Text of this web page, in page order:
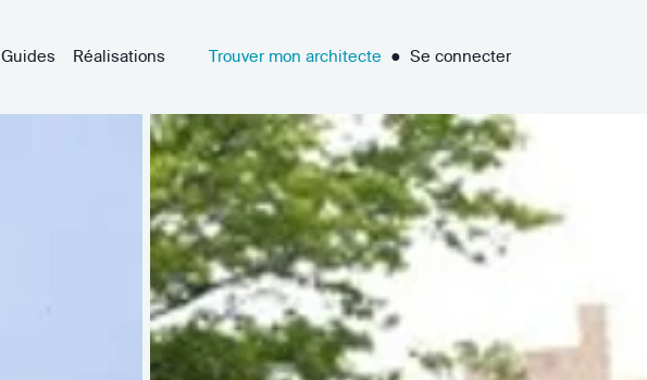
Guides Réalisations Trouver mon architecte ● Se connecter